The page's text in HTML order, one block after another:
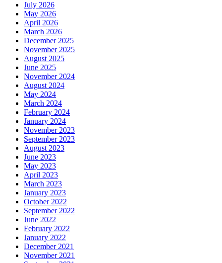
July 2026
May 2026
April 2026
March 2026
December 2025
November 2025
August 2025
June 2025
November 2024
August 2024
May 2024
March 2024
February 2024
January 2024
November 2023
September 2023
August 2023
June 2023
May 2023
April 2023
March 2023
January 2023
October 2022
September 2022
June 2022
February 2022
January 2022
December 2021
November 2021